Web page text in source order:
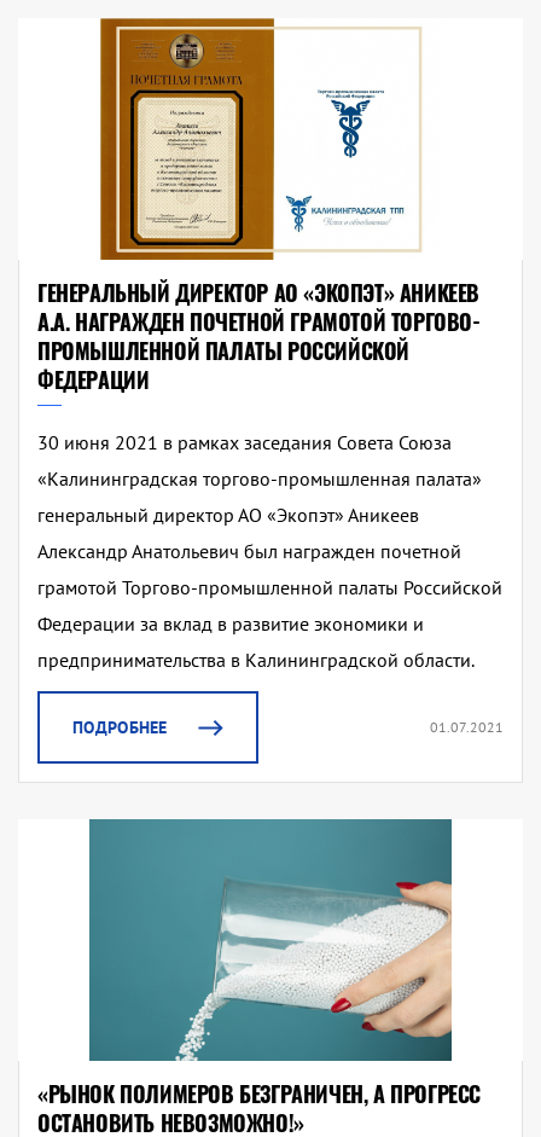
ГЕНЕРАЛЬНЫЙ ДИРЕКТОР АО «ЭКОПЭТ» АНИКЕЕВ
А.А. НАГРАЖДЕН ПОЧЕТНОЙ ГРАМОТОЙ ТОРГОВО-
ПРОМЫШЛЕННОЙ ПАЛАТЫ РОССИЙСКОЙ
ФЕДЕРАЦИИ
30 июня 2021 в рамках заседания Совета Союза
«Калининградская торгово-промышленная палата»
генеральный директор АО «Экопэт» Аникеев
Александр Анатольевич был награжден почетной
грамотой Торгово-промышленной палаты Российской
Федерации за вклад в развитие экономики и
предпринимательства в Калининградской области.
ПОДРОБНЕЕ 01.07.2021
«РЫНОК ПОЛИМЕРОВ БЕЗГРАНИЧЕН, А ПРОГРЕСС
ОСТАНОВИТЬ НЕВОЗМОЖНО!»